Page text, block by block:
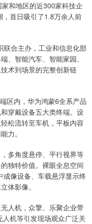
和地区的近300家科技企
首日吸引了1.8万余人前
联合主办，工业和信息化部
、智能汽车、智能家园、
术到场景的完整创新链
区内，华为鸿蒙6全系产品
穿戴设备五大类终端。设
松流转至车机，平板内容
力。
多角度悬停、平行视界等
独特价值。裸眼全息空间
像设备、车载悬浮显示终
体影像。
人机，众擎、乐聚企业带
人机等引发现场观众广泛关